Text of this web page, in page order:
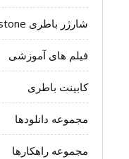
شارژر باطری fairstone
فیلم های آموزشی
کابینت باطری
مجموعه دانلودها
مجموعه راهکارها